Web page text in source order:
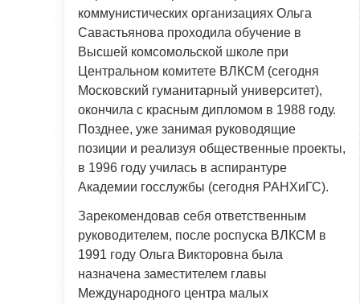
коммунистических организациях Ольга
Савастьянова проходила обучение в
Высшей комсомольской школе при
Центральном комитете ВЛКСМ (сегодня
Московский гуманитарный университет),
окончила с красным дипломом в 1988 году.
Позднее, уже занимая руководящие
позиции и реализуя общественные проекты,
в 1996 году училась в аспирантуре
Академии госслужбы (сегодня РАНХиГС).
Зарекомендовав себя ответственным
руководителем, после роспуска ВЛКСМ в
1991 году Ольга Викторовна была
назначена заместителем главы
Международного центра малых